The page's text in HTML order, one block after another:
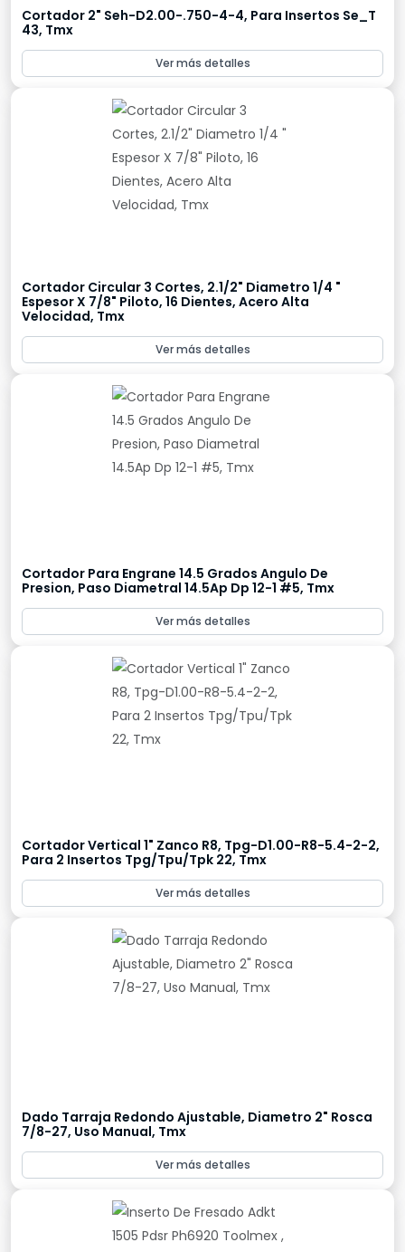
Cortador 2" Seh-D2.00-.750-4-4, Para Insertos Se_T
43, Tmx
Ver más detalles
Cortador Circular 3 Cortes, 2.1/2" Diametro 1/4 "
Espesor X 7/8" Piloto, 16 Dientes, Acero Alta
Velocidad, Tmx
Ver más detalles
Cortador Para Engrane 14.5 Grados Angulo De
Presion, Paso Diametral 14.5Ap Dp 12-1 #5, Tmx
Ver más detalles
Cortador Vertical 1" Zanco R8, Tpg-D1.00-R8-5.4-2-2,
Para 2 Insertos Tpg/Tpu/Tpk 22, Tmx
Ver más detalles
Dado Tarraja Redondo Ajustable, Diametro 2" Rosca
7/8-27, Uso Manual, Tmx
Ver más detalles